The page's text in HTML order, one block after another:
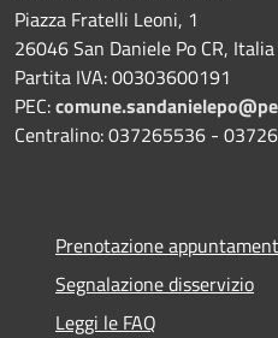
Piazza Fratelli Leoni, 1
26046 San Daniele Po CR, Italia
Partita IVA: 00303600191
PEC:
Centralino: 037265536 -
Prenotazione
Segnalazione disservizio
Leggi le FAQ